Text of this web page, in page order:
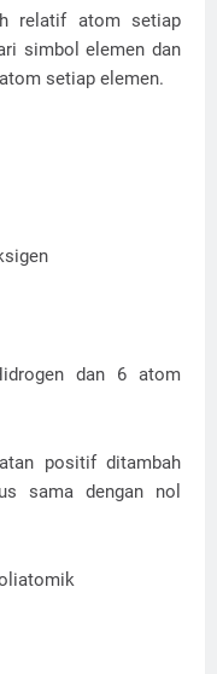
relatif atom setiap
simbol elemen dan
setiap elemen.
dan 6 atom
positif ditambah
sama dengan nol